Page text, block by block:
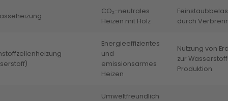
CO₂-neutrales
Heizen mit Holz
durch
Energieeffizientes
und
emissionsarmes
Heizen
Nutzung von
zur
Produktion
Umweltfreundlich